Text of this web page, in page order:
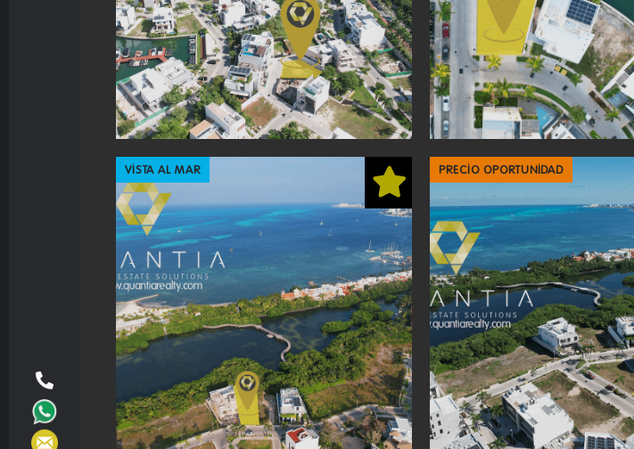
PUERTO CANCUN
275 M2
$8,700,000 MXP
USO DE SUELO:UNIFAMILIAR
PROMO:FINANCIAMIENTO
DISPONIBLE
PUERTO CANCUN
369 M2
$14,300,000MXP
VISTA AL MAR PRECIO OPORTUNIDAD